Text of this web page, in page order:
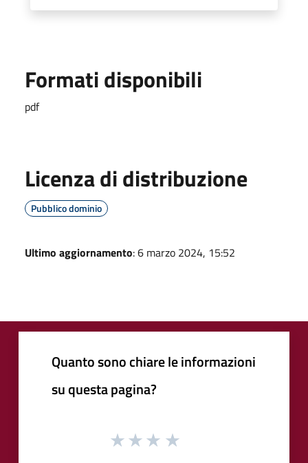
Formati disponibili
pdf
Licenza di distribuzione
Pubblico dominio
Ultimo aggiornamento: 6 marzo 2024, 15:52
Quanto sono chiare le informazioni
su questa pagina?